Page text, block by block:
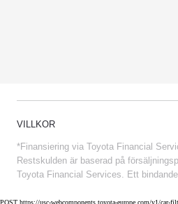
VILLKOR
*Finansiering via Toyota Financial
Restskulden är baserad på
Toyota Financial Services. Ett
POST https://usc-webcomponents.toyota-europe.com/v1/car-